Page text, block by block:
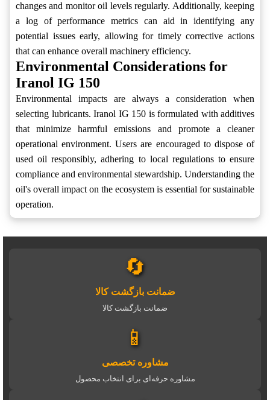
changes and monitor oil levels regularly. Additionally, keeping
a log of performance metrics can aid in identifying any
potential issues early, allowing for timely corrective actions
that can enhance overall machinery efficiency.
Environmental Considerations for
Iranol IG 150
Environmental impacts are always a consideration when
selecting lubricants. Iranol IG 150 is formulated with additives
that minimize harmful emissions and promote a cleaner
operational environment. Users are encouraged to dispose of
used oil responsibly, adhering to local regulations to ensure
compliance and environmental stewardship. Understanding the
oil's overall impact on the ecosystem is essential for sustainable
operation.
🔄
ضمانت بازگشت کالا
ضمانت بازگشت کالا
📱
مشاوره تخصصی
مشاوره حرفه‌ای برای انتخاب محصول